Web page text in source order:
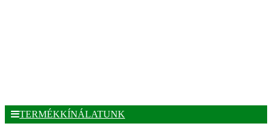
TERMÉKKÍNÁLATUNK